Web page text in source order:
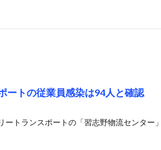
ートの従業員感染は94人と確認
トランスポートの「習志野物流センター」